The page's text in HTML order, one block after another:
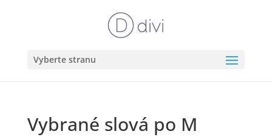
Vyberte stranu
Vybrané slová po M